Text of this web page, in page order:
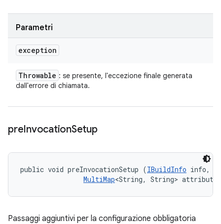
Parametri
exception
Throwable : se presente, l'eccezione finale generata
dall'errore di chiamata.
preInvocationSetup
public void preInvocationSetup (IBuildInfo info,
MultiMap<String, String>
Passaggi aggiuntivi per la configurazione obbligatoria